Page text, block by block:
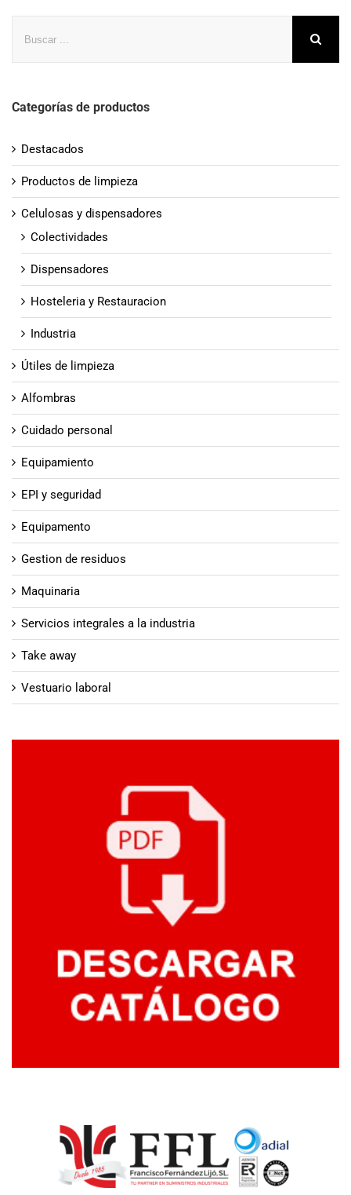
Categorías de productos
Destacados
Productos de limpieza
Celulosas y dispensadores
Colectividades
Dispensadores
Hosteleria y Restauracion
Industria
Útiles de limpieza
Alfombras
Cuidado personal
Equipamiento
EPI y seguridad
Equipamento
Gestion de residuos
Maquinaria
Servicios integrales a la industria
Take away
Vestuario laboral